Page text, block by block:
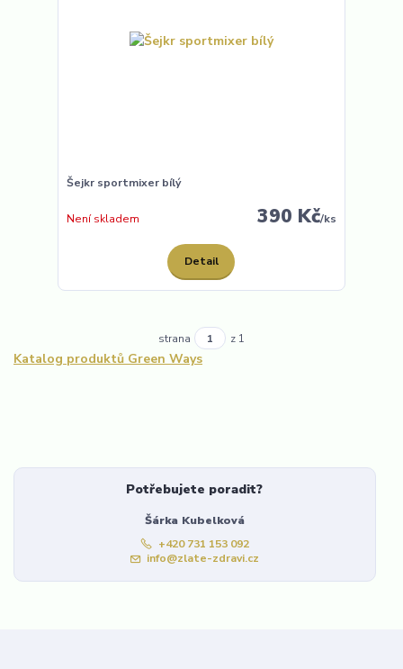
Šejkr sportmixer bílý
390 Kč/ks
Není skladem
Detail
strana z 1
Katalog produktů Green Ways
Potřebujete poradit?
Šárka Kubelková
+420 731 153 092
info@zlate-zdravi.cz